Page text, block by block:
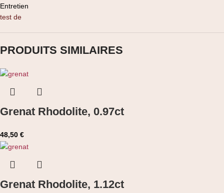
Entretien
test de
PRODUITS SIMILAIRES
Grenat Rhodolite, 0.97ct
48,50 €
Grenat Rhodolite, 1.12ct